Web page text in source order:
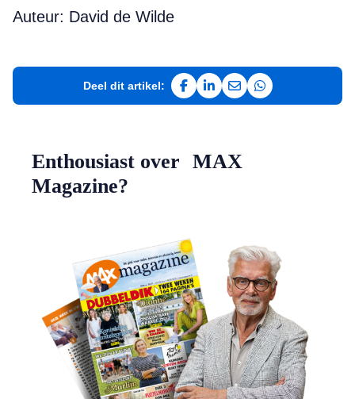
Auteur: David de Wilde
Deel dit artikel:
Deel op Facebook
Deel op LinkedIn
Deel via e-mail
Deel via
Enthousiast over MAX
Magazine?